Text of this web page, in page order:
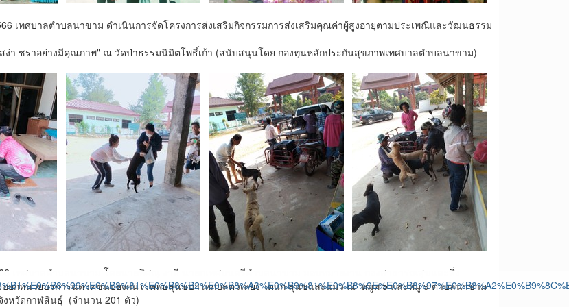
เทศบาลตำบลนาขาม ดำเนินการจัดโครงการส่งเสริมกิจกรรมการส่งเสริมคุณค่าผู้สูงอายุตามประเพณีและวัฒนธรรม
ง่า ชราอย่างมีคุณภาพ" ณ วัดป่าธรรมนิมิตโพธิ์เก้า (สนับสนุนโดย กองทุนหลักประกันสุขภาพเทศบาลตำบลนาขาม)
เทศบาลตำบลนาขาม โดยนายพิศณุ งาดี นายกเทศมนตรีตำบลนาขาม มอบหมายงาน กองสาธารณสุขและสิ่ง
ออกหน่วยบริการฉีดวัคซีนป้องกันโรคพิษสุนัขบ้าให้กับสัตว์เลี้ยง ได้แก่ สุนัขและแมว ณ หมู่ที่ 5 และหมู่ 9 ตำบลนาขาม
งหวัดกาฬสินธุ์ (จำนวน 201 ตัว)